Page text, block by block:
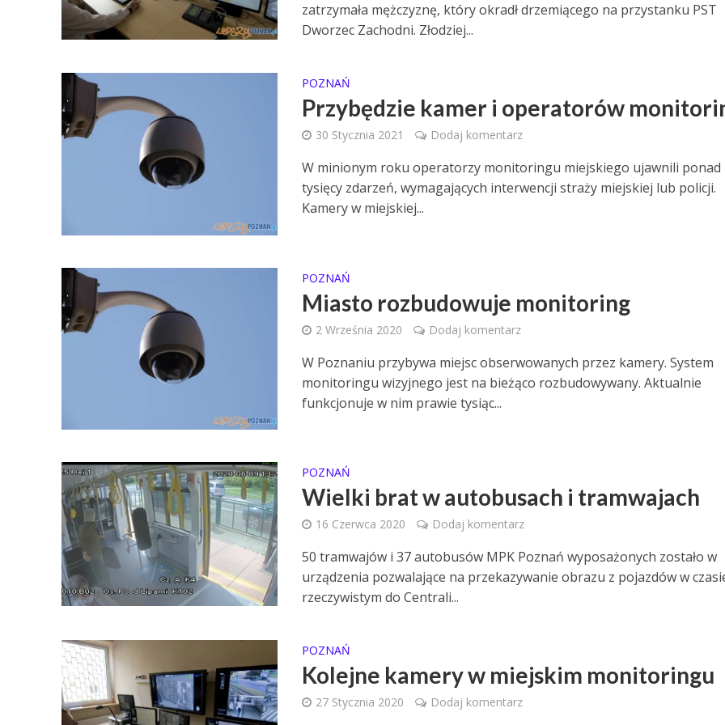
zatrzymała mężczyznę, który okradł drzemiącego na przystanku PST
Dworzec Zachodni. Złodziej...
POZNAŃ
Przybędzie kamer i operatorów
30 Stycznia 2021 Dodaj komentarz
W minionym roku operatorzy monitoringu miejskiego ujawnili ponad
tysięcy zdarzeń, wymagających interwencji straży miejskiej lub policji.
Kamery w miejskiej...
POZNAŃ
Miasto rozbudowuje monitoring
2 Września 2020 Dodaj komentarz
W Poznaniu przybywa miejsc obserwowanych przez kamery. System
monitoringu wizyjnego jest na bieżąco rozbudowywany. Aktualnie
funkcjonuje w nim prawie tysiąc...
POZNAŃ
Wielki brat w autobusach i tramwajach
16 Czerwca 2020 Dodaj komentarz
50 tramwajów i 37 autobusów MPK Poznań wyposażonych zostało w
urządzenia pozwalające na przekazywanie obrazu z pojazdów w
rzeczywistym do Centrali...
POZNAŃ
Kolejne kamery w miejskim monitoringu
27 Stycznia 2020 Dodaj komentarz